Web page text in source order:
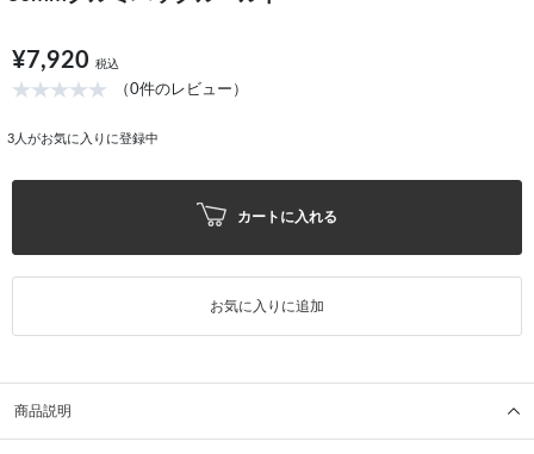
¥7,920 税込
（0件のレビュー）
3 人がお気に入りに登録中
カートに入れる
お気に入りに追加
商品説明